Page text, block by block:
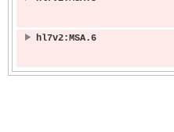
hl7v2:MSA.6